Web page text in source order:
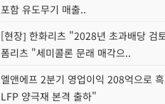
포함 유도무기 매출..
[현장] 한화리츠 "2028년 초과배당 검
폼리츠 "세미콜론 문래 매각으..
엘앤에프 2분기 영업이익 208억으로
LFP 양극재 본격 출하"